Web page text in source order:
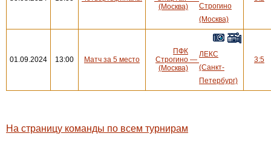
(Москва)
Строгино
(Москва)
01.09.2024 13:00 Матч за 5 место
ПФК
Строгино
(Москва)
—
ЛЕКС
(Санкт-
Петербург)
3:5
На страницу команды по всем турнирам